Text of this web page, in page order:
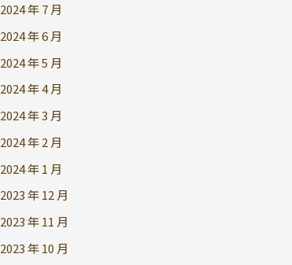
2024 年 7 月
2024 年 6 月
2024 年 5 月
2024 年 4 月
2024 年 3 月
2024 年 2 月
2024 年 1 月
2023 年 12 月
2023 年 11 月
2023 年 10 月